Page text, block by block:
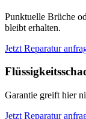
Punktuelle Brüche
bleibt erhalten.
Jetzt Reparatur
Garantie greift hier
Jetzt Reparatur